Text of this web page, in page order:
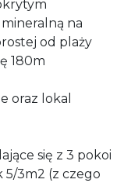
na
od plaży
180m
oraz lokal
się z 3 pokoi
5/3m2 (z czego